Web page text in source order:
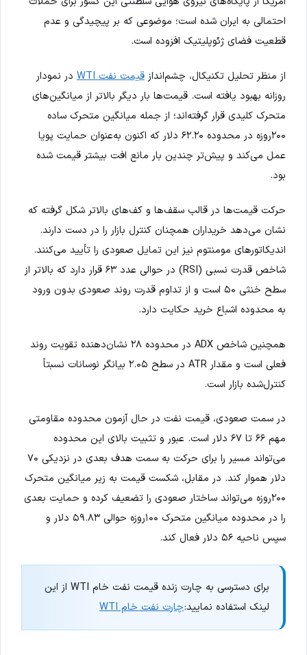
احتمالی به ایران شده است؛ موضوعی که بر پیچیدگی و عدم
قطعیت فضای ژئوپلیتیک افزوده است.
از منظر تحلیل تکنیکال، چشم‌انداز قیمت نفت WTI
در نمودار
روزانه بهبود یافته است. قیمت‌ها بار دیگر بالاتر از میانگین‌های
متحرک کلیدی قرار گرفته‌اند؛ از جمله میانگین متحرک ساده
۲۰۰روزه در محدوده ۶۲.۲۰ دلار که اکنون به‌عنوان حمایت پویا
عمل می‌کند و پیش‌تر چندین بار مانع افت بیشتر قیمت شده
بود.
حرکت قیمت‌ها در قالب سقف‌ها و کف‌های بالاتر شکل گرفته که
نشان می‌دهد خریداران همچنان کنترل بازار را در دست دارند.
اندیکاتورهای مومنتوم نیز این تمایل صعودی را تأیید می‌کنند.
شاخص قدرت نسبی (RSI) در حوالی عدد ۶۳ قرار دارد که بالاتر از
سطح خنثی ۵۰ است و از تداوم قدرت روند صعودی بدون ورود
به محدوده اشباع خرید حکایت دارد.
همچنین شاخص ADX در محدوده ۲۸ نشان‌دهنده تقویت روند
فعلی است و مقدار ATR در سطح ۲.۰۵ بیانگر نوسانات نسبتاً
کنترل‌شده بازار است.
در سمت صعودی، قیمت نفت در حال آزمون محدوده مقاومتی
مهم ۶۶ تا ۶۷ دلار است. عبور و تثبیت بالای این محدوده
می‌تواند مسیر را برای حرکت به سمت هدف بعدی در نزدیکی ۷۰
دلار هموار کند. در مقابل، شکست قیمت به زیر میانگین متحرک
۲۰۰روزه می‌تواند ساختار صعودی را تضعیف کرده و حمایت بعدی
را در محدوده میانگین متحرک ۱۰۰روزه حوالی ۵۹.۸۳ دلار و
سپس ناحیه ۵۶ دلار فعال کند.
برای دسترسی به چارت زنده قیمت نفت خام WTI از این
لینک استفاده نمایید:چارت نفت خام WTI